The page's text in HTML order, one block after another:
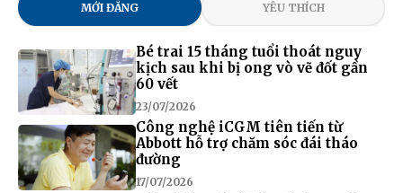
MỚI ĐĂNG YÊU THÍCH
Bé trai 15 tháng tuổi thoát nguy
kịch sau khi bị ong vò vẽ đốt gần
60 vết
23/07/2026
Công nghệ iCGM tiên tiến từ
Abbott hỗ trợ chăm sóc đái tháo
đường
17/07/2026